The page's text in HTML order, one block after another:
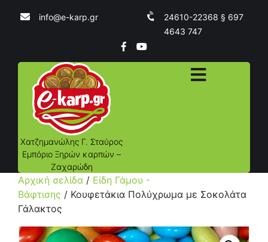
info@e-karp.gr
24610-22368 § 697
4643 747
Χατζημανώλης Γ. Σταύρος
Εμπόριο Ξηρών καρπών –
Ζαχαρώδη
Αρχική σελίδα / Είδη Γάμου -
Βάφτισης / Κουφετάκια Πολύχρωμα με Σοκολάτα
Γάλακτος